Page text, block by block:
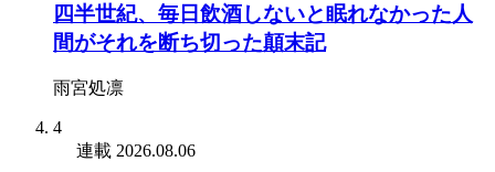
四半世紀、毎日飲酒しないと眠れなかった人
間がそれを断ち切った顛末記
雨宮処凛
4
連載 2026.08.06